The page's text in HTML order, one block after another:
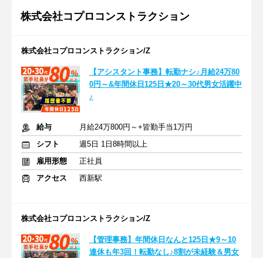
株式会社コプロコンストラクション
株式会社コプロコンストラクション/Z
【アシスタント事務】転勤ナシ♪月給24万80
0円～&年間休日125日★20～30代男女活躍中
♪
給与
月給24万800円～+皆勤手当1万円
シフト
週5日 1日8時間以上
雇用形態
正社員
アクセス
西新駅
株式会社コプロコンストラクション/Z
【管理事務】年間休日なんと125日★9～10
連休も年3回！転勤なし♪8割が未経験＆男女